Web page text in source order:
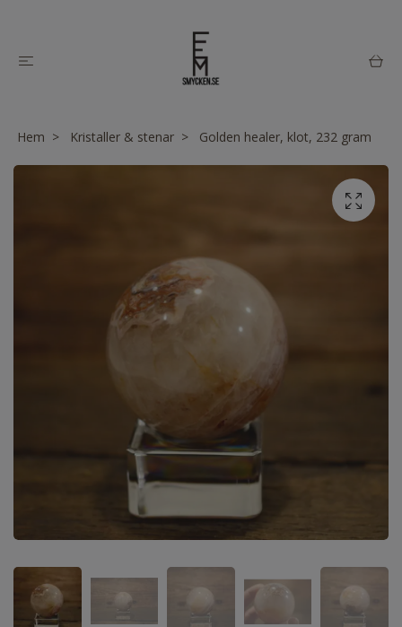
Hem Kristaller & stenar Golden healer, klot, 232 gram